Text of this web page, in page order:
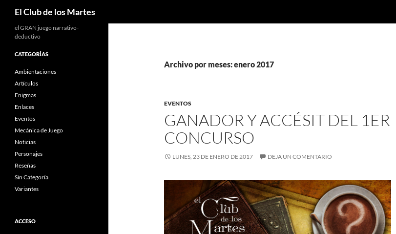
El Club de los Martes
Archivo por meses: enero 2017
EVENTOS
GANADOR Y ACCÉSIT DEL 1ER
CONCURSO
LUNES, 23 DE ENERO DE 2017 DEJA UN COMENTARIO
el GRAN juego narrativo-
deductivo
CATEGORÍAS
Ambientaciones
Artículos
Enigmas
Enlaces
Eventos
Mecánica de Juego
Noticias
Personajes
Reseñas
Sin Categoría
Variantes
ACCESO